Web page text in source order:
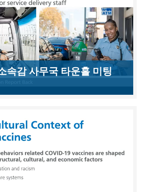
속감 사무국 타운홀 미팅